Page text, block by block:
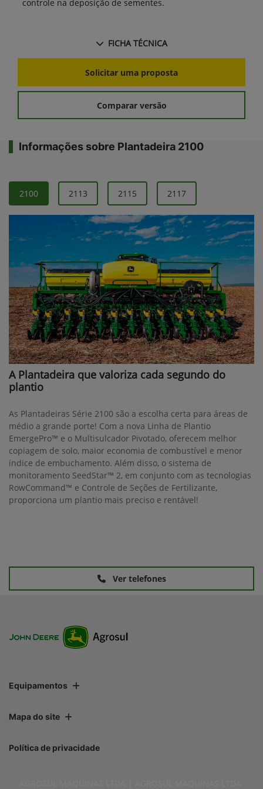
controle na deposição de sementes.
FICHA TÉCNICA
Solicitar uma proposta
Comparar versão
Informações sobre Plantadeira 2100
2100 2113 2115 2117
A Plantadeira que valoriza cada segundo do
plantio
As Plantadeiras Série 2100 são a escolha certa para áreas de
médio a grande porte! Com a nova Linha de Plantio
EmergePro™ e o Multisulcador Pivotado, oferecem melhor
copiagem de solo, maior economia de combustível e menor
índice de embuchamento. Além disso, o sistema de
monitoramento SeedStar™ 2, em conjunto com as tecnologias
RowCommand™ e Controle de Seções de Fertilizante,
proporciona um plantio mais preciso e rentável!
Ver telefones
Equipamentos
Mapa do site
Política de privacidade